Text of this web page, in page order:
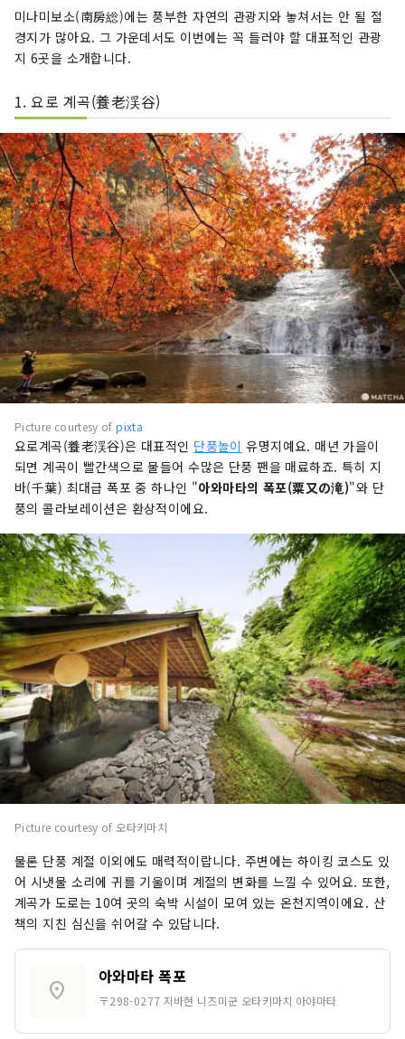
미나미보소(南房総)에는 풍부한 자연의 관광지와 놓쳐서는 안 될 절
경지가 많아요. 그 가운데서도 이번에는 꼭 들러야 할 대표적인 관광
지 6곳을 소개합니다.
1. 요로 계곡(養老渓谷)
Picture courtesy ofpixta
요로계곡(養老渓谷)은 대표적인 단풍놀이 유명지예요. 매년 가을이
되면 계곡이 빨간색으로 물들어 수많은 단풍 팬을 매료하죠. 특히 지
바(千葉) 최대급 폭포 중 하나인 "아와마타의 폭포(粟又の滝)"와 단
풍의 콜라보레이션은 환상적이에요.
Picture courtesy of 오타키마치
물론 단풍 계절 이외에도 매력적이랍니다. 주변에는 하이킹 코스도 있
어 시냇물 소리에 귀를 기울이며 계절의 변화를 느낄 수 있어요. 또한,
계곡가 도로는 10여 곳의 숙박 시설이 모여 있는 온천지역이에요. 산
책의 지친 심신을 쉬어갈 수 있답니다.
location_on
아와마타 폭포
〒298-0277 지바현 니즈미군 오타키마치 아야마타